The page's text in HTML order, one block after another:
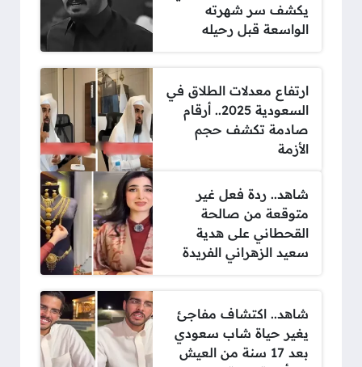
يكشف سر شهرته
الواسعة قبل رحيله
ارتفاع معدلات الطلاق في
السعودية 2025.. أرقام
صادمة تكشف حجم
الأزمة
شاهد.. ردة فعل غير
متوقعة من صالحة
القحطاني على هدية
سعيد الزهراني الفريدة
شاهد.. اكتشاف مفاجئ
يغير حياة شاب سعودي
بعد 17 سنة من العيش